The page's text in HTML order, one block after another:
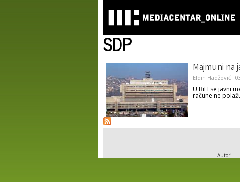
SDP
Majmuni na
Eldin Hadžović
U BiH se javni
račune ne
Autori